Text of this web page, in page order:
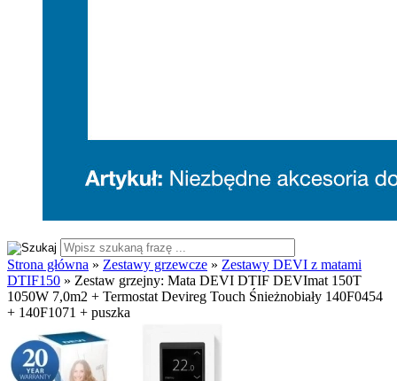
Strona główna » Zestawy grzewcze » Zestawy DEVI z matami
DTIF150 » Zestaw grzejny: Mata DEVI DTIF DEVImat 150T
1050W 7,0m2 + Termostat Devireg Touch Śnieżnobiały 140F0454
+ 140F1071 + puszka